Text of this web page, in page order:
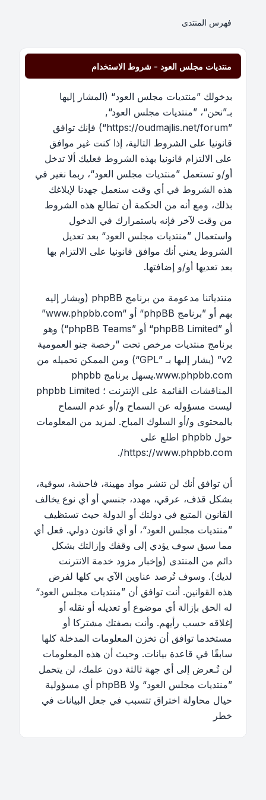
فهرس المنتدى
منتديات مجلس العود - شروط الاستخدام
بدخولك ”منتديات مجلس العود“ (المشار إليها
بـ”نحن“، ”منتديات مجلس العود“,
”https://oudmajlis.net/forum“) فإنك توافق
قانونيا على الشروط التالية، إذا كنت غير موافق
على الالتزام قانونيا بهذه الشروط فعليك ألا تدخل
أو/و تستعمل ”منتديات مجلس العود“، ربما نغير في
هذه الشروط في أي وقت سنعمل جهدنا لإبلاغك
بذلك، ومع أنه من الحكمة أن تطالع هذه الشروط
من وقت لآخر فإنه باستمرارك في الدخول
واستعمال ”منتديات مجلس العود“ بعد تعديل
الشروط يعني أنك موافق قانونيا على الالتزام بها
بعد تعديها أو/و إضافتها.
منتدياتنا مدعومة من برنامج phpBB (ويشار إليه
بهم أو ”برنامج phpBB“ أو “www.phpbb.com”
أو ”phpBB Limited“ أو ”phpBB Teams“) وهو
برنامج منتديات مرخص تحت “رخصة جنو العمومية
v2” (يشار إليها بـ ”GPL“) ومن الممكن تحميله من
www.phpbb.com
.يسهل برنامج phpbb
المناقشات القائمة على الإنترنت ؛ phpbb Limited
ليست مسؤوله عن السماح و/أو عدم السماح
بالمحتوى و/أو السلوك المباح. لمزيد من المعلومات
حول phpbb اطلع على
https://www.phpbb.com/
.
أن توافق أنك لن تنشر مواد مهينة، فاحشة، سوقية،
بشكل قذف، عرقي، مهدد، جنسي أو أي نوع يخالف
القانون المتبع في دولتك أو الدولة حيث تستظيف
”منتديات مجلس العود“، أو أي قانون دولي. فعل أي
مما سبق سوف يؤدي إلى وقفك وإزالتك بشكل
دائم من المنتدى (وإخبار مزود خدمة الانترنت
لديك). وسوف تُرصد عناوين الآي بي كلها لفرض
هذه القوانين. أنت توافق أن ”منتديات مجلس العود“
له الحق بإزالة أي موضوع أو تعديله أو نقله أو
إغلاقه حسب رأيهم. وأنت بصفتك مشتركا أو
مستخدما توافق أن تخزن المعلومات المدخلة كلها
سابقًا في قاعدة بيانات. وحيث أن هذه المعلومات
لن تُـعرض إلى أي جهة ثالثة دون علمك، لن يتحمل
”منتديات مجلس العود“ ولا phpBB أي مسؤولية
حيال محاولة اختراق تتسبب في جعل البيانات في
خطر